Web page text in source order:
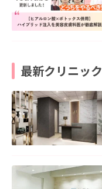
最新クリニック